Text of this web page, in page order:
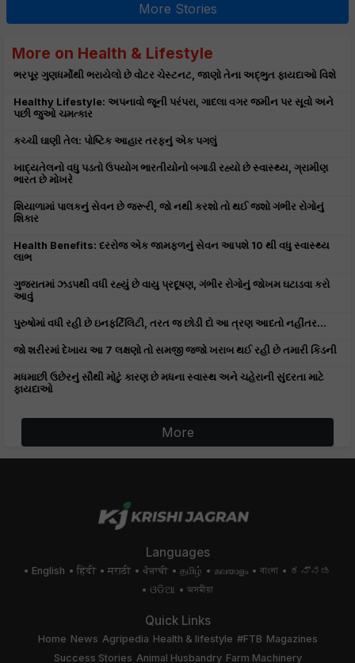
More Stories
More on Health & Lifestyle
ભરપૂર ગુણધર્મોથી ભરાયેલો છે વોટર ચેસ્ટનટ, જાણો તેના અદ્ભુત ફાયદાઓ વિશે
Healthy Lifestyle: અપનાવો જૂની પરંપરા, ગાદલા વગર જમીન પર સૂવો અને
પછી જુઓ ચમત્કાર
કચ્ચી ઘાણી તેલ: પોષ્ટિક આહાર તરફનું એક પગલું
ખાદ્યતેલનો વધુ પડતો ઉપયોગ ભારતીયોનો બગાડી રહ્યો છે સ્વાસ્થ્ય, ગ્રામીણ
ભારત છે મોખરે
શિયાળામાં પાલકનું સેવન છે જરૂરી, જો નથી કરશો તો થઈ જશો ગંભીર રોગોનું
શિકાર
Health Benefits: દરરોજ એક જામફળનું સેવન આપશે 10 થી વધુ સ્વાસ્થ્ય
લાભ
ગુજરાતમાં ઝડપથી વધી રહ્યું છે વાયુ પ્રદૂષણ, ગંભીર રોગોનું જોખમ ઘટાડવા કરો
આવું
પુરુષોમાં વધી રહી છે ઇનફર્ટિલિટી, તરત જ છોડી દો આ ત્રણ આદતો નહીંતર...
જો શરીરમાં દેખાય આ 7 લક્ષણો તો સમજી જજો ખરાબ થઈ રહી છે તમારી કિડની
મધમાછી ઉછેરનું સૌથી મોટું કારણ છે મધના સ્વાસ્થ અને ચહેરાની સુંદરતા માટે
ફાયદાઓ
More
Languages
English हिंदी मराठी ਪੰਜਾਬੀ தமிழ் മലയാളം বাংলা
ಕನ್ನಡ
ଓଡିଆ
অসমীয়া
Quick Links
Home News Agripedia Health & lifestyle #FTB Magazines
Success Stories Animal Husbandry Farm Machinery